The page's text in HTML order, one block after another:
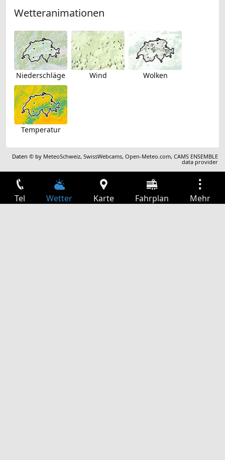
Wetteranimationen
Niederschläge Wind Wolken
Temperatur
Daten © by MeteoSchweiz,SwissWebcams,Open-Meteo.com,CAMS ENSEMBLE
data provider
Tel Wetter Karte Fahrplan Mehr